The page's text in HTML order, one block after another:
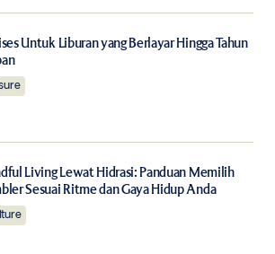
Untuk Liburan yang Berlayar Hingga Tahun
Living Lewat Hidrasi: Panduan Memilih
Sesuai Ritme dan Gaya Hidup Anda